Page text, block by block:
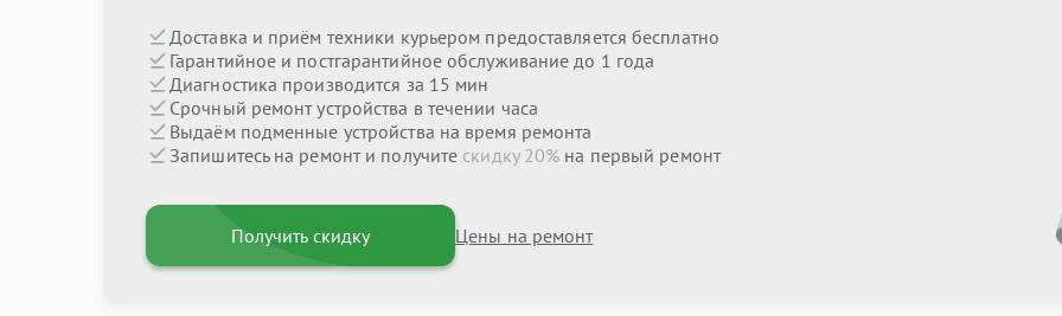
Доставка и приём техники курьером предоставляется бесплатно
Гарантийное и постгарантийное обслуживание до 1 года
Диагностика производится за 15 мин
Срочный ремонт устройства в течении часа
Выдаём подменные устройства на время ремонта
Запишитесь на ремонт и получите скидку 20% на первый ремонт
Получить скидку Цены на ремонт